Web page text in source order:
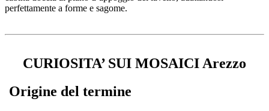
perfettamente a forme e sagome.
CURIOSITA’ SUI MOSAICI Arezzo
Origine del termine